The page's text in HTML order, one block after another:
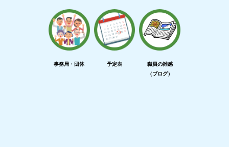
事務局・団体 予定表
職員の雑感
（ブログ）